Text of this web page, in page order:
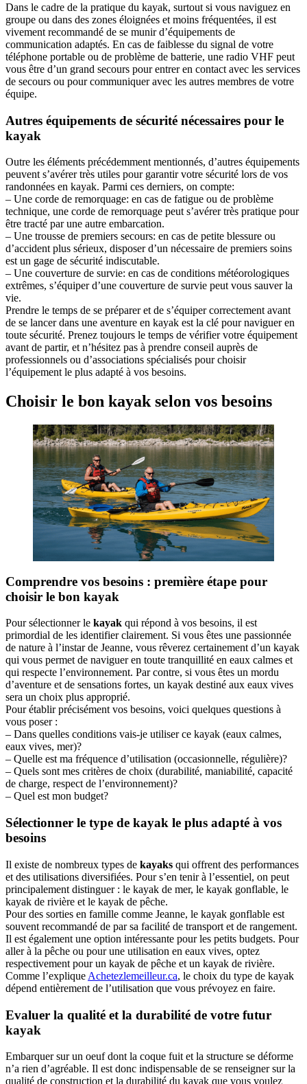
Dans le cadre de la pratique du kayak, surtout si vous naviguez en
groupe ou dans des zones éloignées et moins fréquentées, il est
vivement recommandé de se munir d’équipements de
communication adaptés. En cas de faiblesse du signal de votre
téléphone portable ou de problème de batterie, une radio VHF peut
vous être d’un grand secours pour entrer en contact avec les services
de secours ou pour communiquer avec les autres membres de votre
équipe.
Autres équipements de sécurité nécessaires pour le
kayak
Outre les éléments précédemment mentionnés, d’autres équipements
peuvent s’avérer très utiles pour garantir votre sécurité lors de vos
randonnées en kayak. Parmi ces derniers, on compte:
– Une corde de remorquage: en cas de fatigue ou de problème
technique, une corde de remorquage peut s’avérer très pratique pour
être tracté par une autre embarcation.
– Une trousse de premiers secours: en cas de petite blessure ou
d’accident plus sérieux, disposer d’un nécessaire de premiers soins
est un gage de sécurité indiscutable.
– Une couverture de survie: en cas de conditions météorologiques
extrêmes, s’équiper d’une couverture de survie peut vous sauver la
vie.
Prendre le temps de se préparer et de s’équiper correctement avant
de se lancer dans une aventure en kayak est la clé pour naviguer en
toute sécurité. Prenez toujours le temps de vérifier votre équipement
avant de partir, et n’hésitez pas à prendre conseil auprès de
professionnels ou d’associations spécialisés pour choisir
l’équipement le plus adapté à vos besoins.
Choisir le bon kayak selon vos besoins
Comprendre vos besoins : première étape pour
choisir le bon kayak
Pour sélectionner le kayak qui répond à vos besoins, il est
primordial de les identifier clairement. Si vous êtes une passionnée
de nature à l’instar de Jeanne, vous rêverez certainement d’un kayak
qui vous permet de naviguer en toute tranquillité en eaux calmes et
qui respecte l’environnement. Par contre, si vous êtes un mordu
d’aventure et de sensations fortes, un kayak destiné aux eaux vives
sera un choix plus approprié.
Pour établir précisément vos besoins, voici quelques questions à
vous poser :
– Dans quelles conditions vais-je utiliser ce kayak (eaux calmes,
eaux vives, mer)?
– Quelle est ma fréquence d’utilisation (occasionnelle, régulière)?
– Quels sont mes critères de choix (durabilité, maniabilité, capacité
de charge, respect de l’environnement)?
– Quel est mon budget?
Sélectionner le type de kayak le plus adapté à vos
besoins
Il existe de nombreux types de kayaks qui offrent des performances
et des utilisations diversifiées. Pour s’en tenir à l’essentiel, on peut
principalement distinguer : le kayak de mer, le kayak gonflable, le
kayak de rivière et le kayak de pêche.
Pour des sorties en famille comme Jeanne, le kayak gonflable est
souvent recommandé de par sa facilité de transport et de rangement.
Il est également une option intéressante pour les petits budgets. Pour
aller à la pêche ou pour une utilisation en eaux vives, optez
respectivement pour un kayak de pêche et un kayak de rivière.
Comme l’explique Achetezlemeilleur.ca, le choix du type de kayak
dépend entièrement de l’utilisation que vous prévoyez en faire.
Evaluer la qualité et la durabilité de votre futur
kayak
Embarquer sur un oeuf dont la coque fuit et la structure se déforme
n’a rien d’agréable. Il est donc indispensable de se renseigner sur la
qualité de construction et la durabilité du kayak que vous voulez